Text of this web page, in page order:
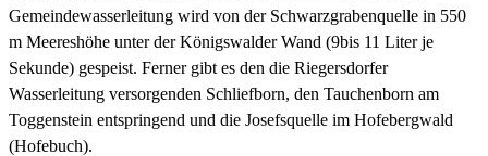
Gemeindewasserleitung wird von der Schwarzgrabenquelle in 550
m Meereshöhe unter der Königswalder Wand (9bis 11 Liter je
Sekunde) gespeist. Ferner gibt es den die Riegersdorfer
Wasserleitung versorgenden Schliefborn, den Tauchenborn am
Toggenstein entspringend und die Josefsquelle im Hofebergwald
(Hofebuch).